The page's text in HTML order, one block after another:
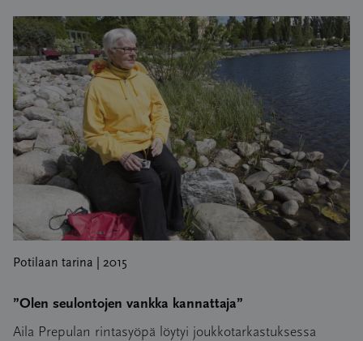
Potilaan tarina | 2015
”Olen seulontojen vankka kannattaja”
Aila Prepulan rintasyöpä löytyi joukkotarkastuksessa